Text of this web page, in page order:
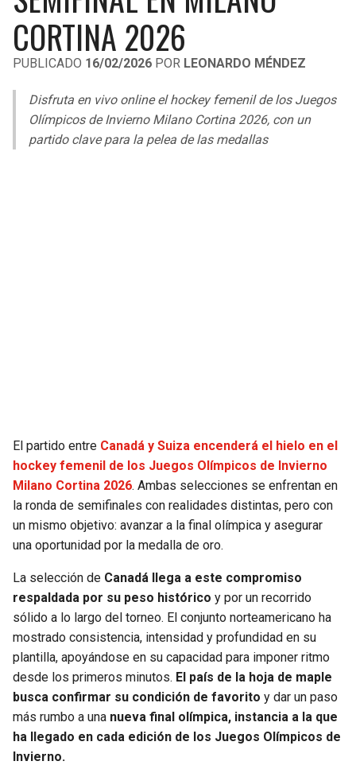
LIGA DE EXPANSIÓN MX
LEAGUES CUP
UEFA EUROPA LEAGUE
UEFA CONFERENCE LEAGUE
COPA LIBERTADORES
COPA SUDAMERICANA
CORTINA 2026
PUBLICADO 16/02/2026 POR LEONARDO MÉNDEZ
Disfruta en vivo online el hockey femenil de los Juegos
Olímpicos de Invierno Milano Cortina 2026, con un
partido clave para la pelea de las medallas
El partido entre Canadá y Suiza encenderá el hielo en el
hockey femenil de los Juegos Olímpicos de Invierno
Milano Cortina 2026. Ambas selecciones se enfrentan en
la ronda de semifinales con realidades distintas, pero con
un mismo objetivo: avanzar a la final olímpica y asegurar
una oportunidad por la medalla de oro.
La selección de Canadá llega a este compromiso
respaldada por su peso histórico y por un recorrido
sólido a lo largo del torneo. El conjunto norteamericano ha
mostrado consistencia, intensidad y profundidad en su
plantilla, apoyándose en su capacidad para imponer ritmo
desde los primeros minutos. El país de la hoja de maple
busca confirmar su condición de favorito y dar un paso
más rumbo a una nueva final olímpica, instancia a la que
ha llegado en cada edición de los Juegos Olímpicos de
Invierno.